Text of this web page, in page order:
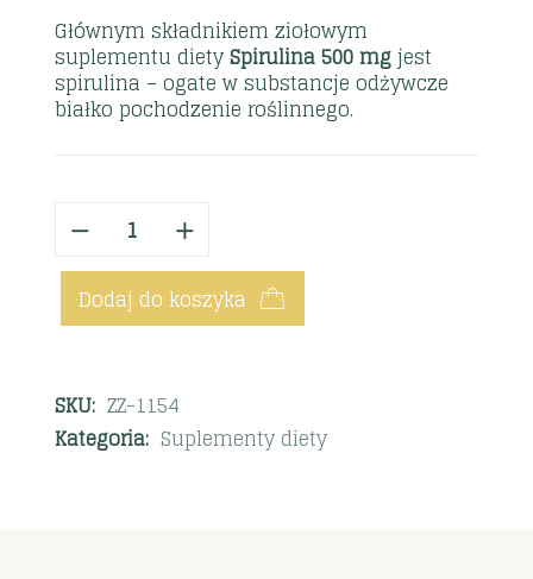
Głównym składnikiem ziołowym
suplementu dietySpirulina 500 mgjest
spirulina – ogate w substancje odżywcze
białko pochodzenie roślinnego.
Dodaj do koszyka
SKU: ZZ-1154
Kategoria: Suplementy diety